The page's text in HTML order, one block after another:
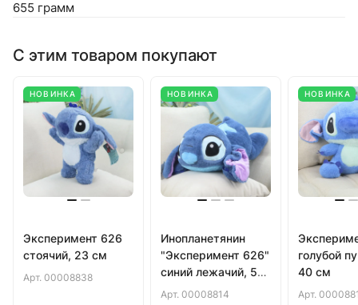
655 грамм
С этим товаром покупают
НОВИНКА
Эксперимент 626
стоячий, 23 см
Арт. 00008838
НОВИНКА
Инопланетянин
"Эксперимент 626"
синий лежачий, 53
см
Арт. 00008814
НОВИНКА
голубой
40 см
Арт.